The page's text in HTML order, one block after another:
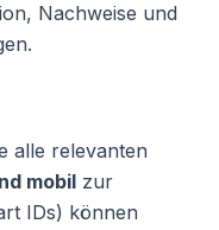
Nachweise und
alle relevanten
mobil zur
IDs) können